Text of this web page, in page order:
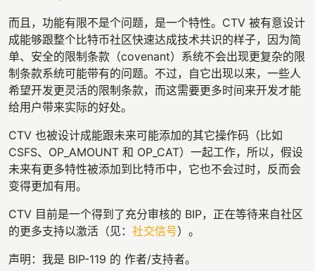
而且，功能有限不是个问题，是一个特性。CTV 被有意设计
成能够跟整个比特币社区快速达成技术共识的样子，因为简
单、安全的限制条款（covenant）系统不会出现更复杂的限
制条款系统可能带有的问题。不过，自它出现以来，一些人
希望开发更灵活的限制条款，而这需要更多时间来开发才能
给用户带来实际的好处。
CTV 也被设计成能跟未来可能添加的其它操作码（比如
CSFS、OP_AMOUNT 和 OP_CAT）一起工作，所以，假设
未来有更多特性被添加到比特币中，它也不会过时，反而会
变得更加有用。
CTV 目前是一个得到了充分审核的 BIP，正在等待来自社区
的更多支持以激活（见： 社交信号）。
声明：我是 BIP-119 的 作者/支持者。